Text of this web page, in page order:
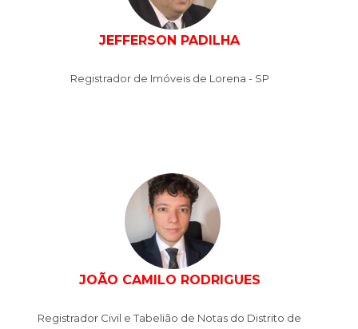
JEFFERSON PADILHA
Registrador de Imóveis de Lorena - SP
JOÃO CAMILO RODRIGUES
Registrador Civil e Tabelião de Notas do Distrito de